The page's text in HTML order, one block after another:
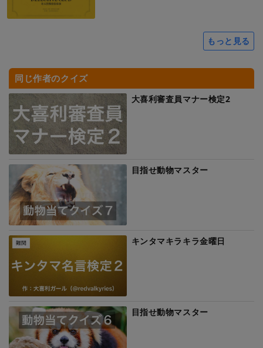
もっと見る
同じ作者のクイズ
大喜利審査員マナー検定2
目指せ動物マスター
キンタマキラキラ金曜日
目指せ動物マスター